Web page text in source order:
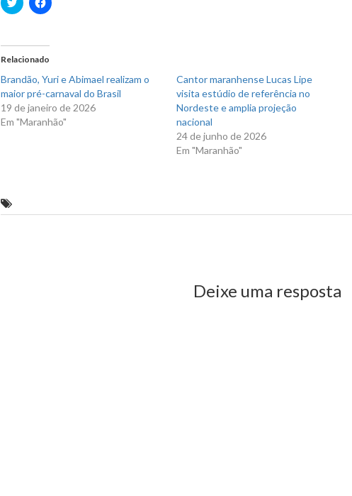
para
em
nova
janela)
para
em
nova
janela)
Relacionado
Brandão, Yuri e Abimael realizam o
maior pré-carnaval do Brasil
19 de janeiro de 2026
Em "Maranhão"
Cantor maranhense Lucas Lipe
visita estúdio de referência no
Nordeste e amplia projeção
nacional
24 de junho de 2026
Em "Maranhão"
Deixe uma resposta